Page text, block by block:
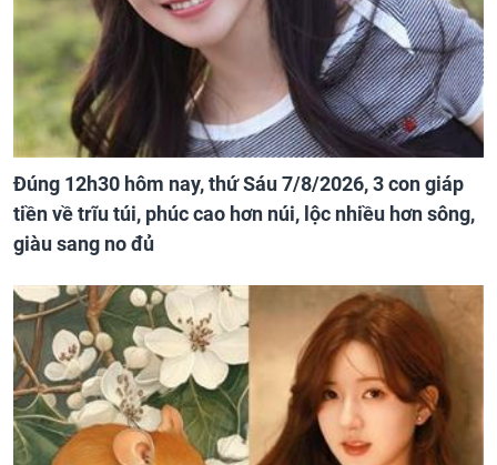
Đúng 12h30 hôm nay, thứ Sáu 7/8/2026, 3 con giáp
tiền về trĩu túi, phúc cao hơn núi, lộc nhiều hơn sông,
giàu sang no đủ